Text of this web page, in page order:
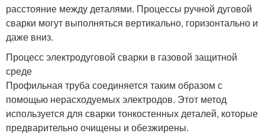
расстояние между деталями. Процессы ручной дуговой
сварки могут выполняться вертикально, горизонтально и
даже вниз.
Процесс электродуговой сварки в газовой защитной
среде
Профильная труба соединяется таким образом с
помощью нерасходуемых электродов. Этот метод
используется для сварки тонкостенных деталей, которые
предварительно очищены и обезжирены.